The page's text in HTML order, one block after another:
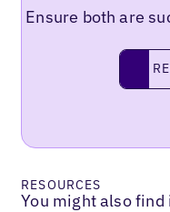
Ensure both are
RESOURCES
You might also